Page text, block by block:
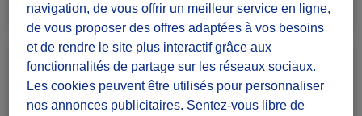
Seridj M.
Pas encore de communauté
navigation, de vous offrir un meilleur service en ligne,
de vous proposer des offres adaptées à vos besoins
et de rendre le site plus interactif grâce aux
fonctionnalités de partage sur les réseaux sociaux.
Les cookies peuvent être utilisés pour personnaliser
nos annonces publicitaires. Sentez-vous libre de